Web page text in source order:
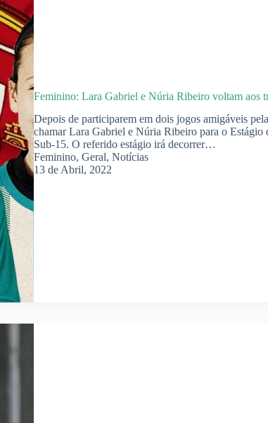
Feminino: Lara Gabriel e Núria Ribeiro voltam aos
Depois de participarem em dois jogos amigáveis
chamar Lara Gabriel e Núria Ribeiro para o
Sub-15. O referido estágio irá decorrer…
Feminino,Geral,Notícias
13 de Abril, 2022